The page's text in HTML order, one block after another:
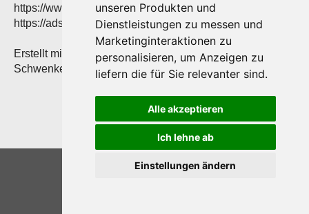
unseren Produkten und
Dienstleistungen zu messen und
Marketinginteraktionen zu
personalisieren, um Anzeigen zu
liefern die für Sie relevanter sind.
Alle akzeptieren
Ich lehne ab
Einstellungen ändern
https://www.google.com/policies/privacy/, Opt-Out:
https://adssettings.google.com/authenticated.
Erstellt mit Datenschutz-Generator.de von RA Dr. Thomas
Schwenke
2025 © GBUF